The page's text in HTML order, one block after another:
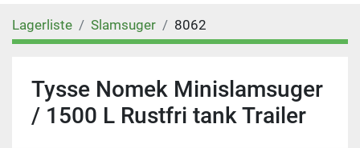
Lagerliste Slamsuger 8062
Tysse Nomek Minislamsuger
/ 1500 L Rustfri tank Trailer